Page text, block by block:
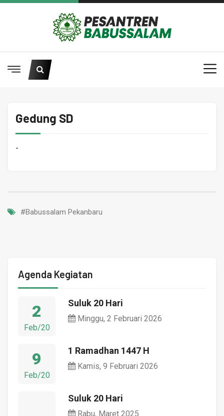
Gedung SD
-
#Babussalam Pekanbaru
Agenda Kegiatan
2
Feb/20
Suluk 20 Hari
Minggu, 2 Februari 2026
9
Feb/20
1 Ramadhan 1447 H
Kamis, 9 Februari 2026
Suluk 20 Hari
Rabu, Maret 2025